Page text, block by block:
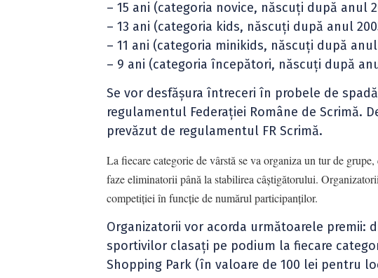
– 15 ani (categoria novice, născuți după anul
– 13 ani (categoria kids, născuți după anul
– 11 ani (categoria minikids, născuți după anul
– 9 ani (categoria începători, născuți după
Se vor desfășura întreceri în probele de
regulamentul Federației Române de Scrimă.
prevăzut de regulamentul FR Scrimă.
La fiecare categorie de vârstă se va organiza un tur de
faze eliminatorii până la stabilirea câștigătorului.
competiției în funcție de numărul participanților.
Organizatorii vor acorda următoarele
sportivilor clasați pe podium la fiecare
Shopping Park (în valoare de 100 lei pentru